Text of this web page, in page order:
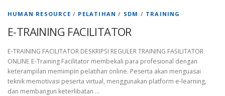
HUMAN RESOURCE / PELATIHAN / SDM / TRAINING
E-TRAINING FACILITATOR
E-TRAINING FACILITATOR DESKRIPSI REGULER TRAINING FASILITATOR
ONLINE E-Training Facilitator membekali para profesional dengan
keterampilan memimpin pelatihan online. Peserta akan menguasai
teknik memotivasi peserta virtual, menggunakan platform e-learning,
dan membangun keterlibatan …